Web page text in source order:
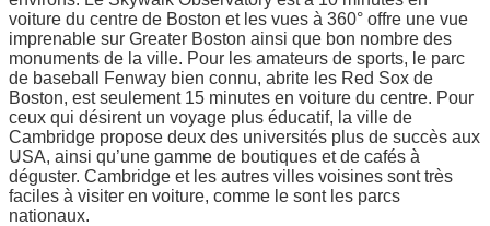
voiture du centre de Boston et les vues à 360° offre une vue
imprenable sur Greater Boston ainsi que bon nombre des
monuments de la ville. Pour les amateurs de sports, le parc
de baseball Fenway bien connu, abrite les Red Sox de
Boston, est seulement 15 minutes en voiture du centre. Pour
ceux qui désirent un voyage plus éducatif, la ville de
Cambridge propose deux des universités plus de succès aux
USA, ainsi qu’une gamme de boutiques et de cafés à
déguster. Cambridge et les autres villes voisines sont très
faciles à visiter en voiture, comme le sont les parcs
nationaux.